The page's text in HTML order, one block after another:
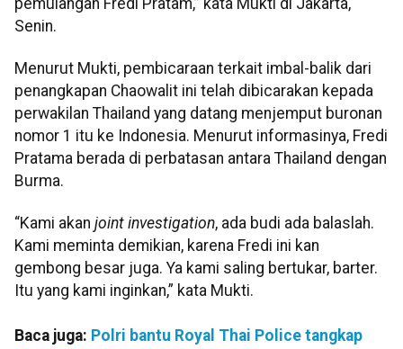
Senin.
Menurut Mukti, pembicaraan terkait imbal-balik dari
penangkapan Chaowalit ini telah dibicarakan kepada
perwakilan Thailand yang datang menjemput buronan
nomor 1 itu ke Indonesia. Menurut informasinya, Fredi
Pratama berada di perbatasan antara Thailand dengan
Burma.
“Kami akan joint investigation, ada budi ada balaslah.
Kami meminta demikian, karena Fredi ini kan
gembong besar juga. Ya kami saling bertukar, barter.
Itu yang kami inginkan,” kata Mukti.
Baca juga: Polri bantu Royal Thai Police tangkap